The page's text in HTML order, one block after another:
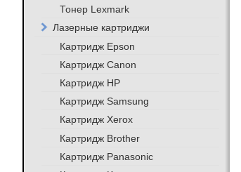
Тонер Lexmark
Лазерные картриджи
Картридж Epson
Картридж Canon
Картридж HP
Картридж Samsung
Картридж Xerox
Картридж Brother
Картридж Panasonic